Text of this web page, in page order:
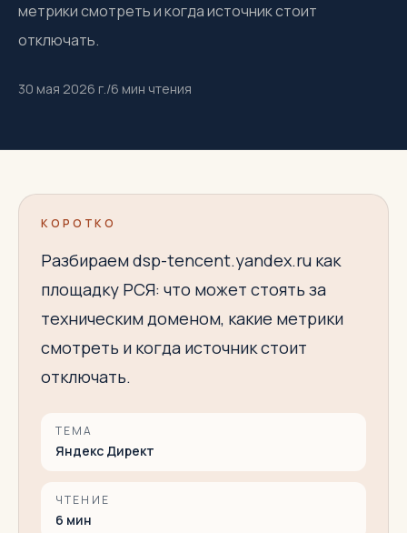
метрики смотреть и когда источник стоит
отключать.
30 мая 2026 г./6 мин чтения
КОРОТКО
Разбираем dsp-tencent.yandex.ru как
площадку РСЯ: что может стоять за
техническим доменом, какие метрики
смотреть и когда источник стоит
отключать.
ТЕМА
Яндекс Директ
ЧТЕНИЕ
6 мин